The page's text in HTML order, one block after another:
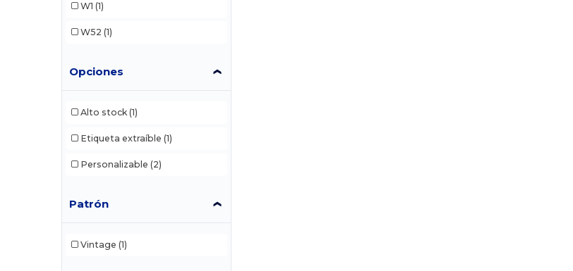
W1 (1)
W52 (1)
Opciones
Alto stock (1)
Etiqueta extraíble (1)
Personalizable (2)
Patrón
Vintage (1)